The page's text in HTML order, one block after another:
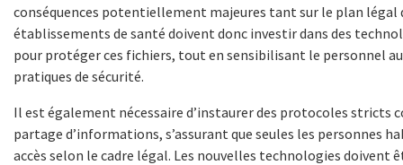
conséquences potentiellement majeures tant sur le plan légal
établissements de santé doivent donc investir dans des
pour protéger ces fichiers, tout en sensibilisant le personnel
pratiques de sécurité.
Il est également nécessaire d’instaurer des protocoles stricts
partage d’informations, s’assurant que seules les personnes
accès selon le cadre légal. Les nouvelles technologies doivent